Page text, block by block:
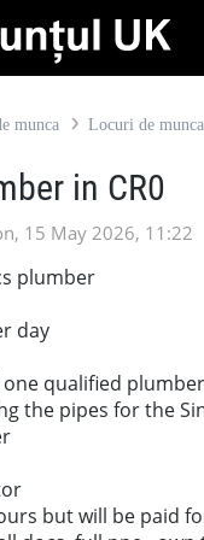
munca Locuri de
in CR0
15 May 2026, 11:22
plumber
day
one qualified
the pipes for the
but will be paid